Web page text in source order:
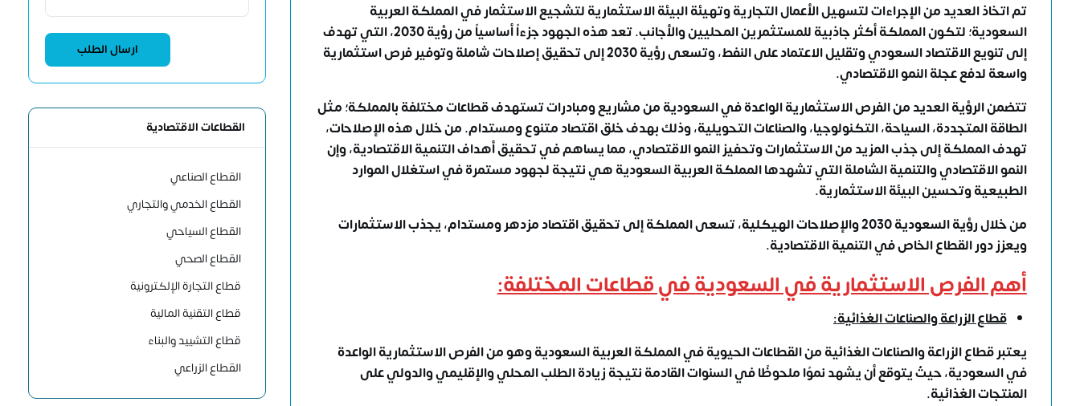
تم اتخاذ العديد من الإجراءات لتسهيل الأعمال التجارية وتهيئة البيئة الاستثمارية لتشجيعالاستثمار في المملكة العربية
السعودية؛
لتكون المملكة أكثر جاذبية للمستثمرين المحليين والأجانب. تعد هذه الجهود جزءاً أساسياً من رؤية 2030، التي تهدف
إلى تنويع الاقتصاد السعودي وتقليل الاعتماد على النفط، وتسعى رؤية 2030 إلى تحقيق إصلاحات شاملة وتوفير فرص استثمارية
واسعة لدفع عجلة النمو الاقتصادي.
تتضمن الرؤية العديد منالفرص الاستثمارية الواعدة في السعوديةمن مشاريع ومبادرات تستهدف قطاعات مختلفة بالمملكة؛ مثل
الطاقة المتجددة، السياحة، التكنولوجيا، والصناعات التحويلية، وذلك بهدف خلق اقتصاد متنوع ومستدام. من خلال هذه الإصلاحات،
تهدف المملكة إلى جذب المزيد من الاستثمارات وتحفيز النمو الاقتصادي، مما يساهم في تحقيق أهداف التنمية الاقتصادية، وإن
النمو الاقتصادي والتنمية الشاملة التي تشهدها المملكة العربية السعودية هي نتيجة لجهود مستمرة في استغلال الموارد
الطبيعية وتحسين البيئة الاستثمارية.
من خلالرؤية السعودية 2030
والإصلاحات الهيكلية، تسعى المملكة إلى تحقيق اقتصاد مزدهر ومستدام، يجذب الاستثمارات
ويعزز دور القطاع الخاص في التنمية الاقتصادية.
أهم الفرص الاستثمارية في السعودية في قطاعات المختلفة:
قطاع الزراعة والصناعات الغذائية:
يعتبر قطاع الزراعة والصناعات الغذائية من القطاعات الحيوية في المملكة العربية السعودية وهو منالفرص الاستثمارية الواعدة
في السعودية، حيثُ يتوقع أن يشهد نموًا ملحوظًا في السنوات القادمة نتيجة زيادة الطلب المحلي والإقليمي والدولي على
المنتجات الغذائية.
القطاعات الاقتصادية
القطاع الصناعي
القطاع الخدمي والتجاري
القطاع السياحي
القطاع الصحي
قطاع التجارة الإلكترونية
قطاع التقنية المالية
قطاع التشييد والبناء
القطاع الزراعي